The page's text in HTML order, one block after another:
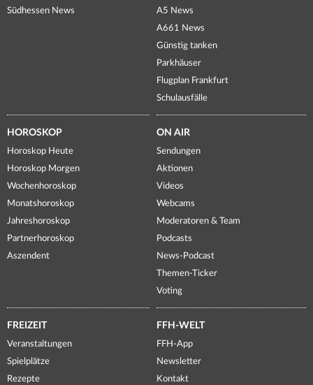
Südhessen News
A5 News
A661 News
Günstig tanken
Parkhäuser
Flugplan Frankfurt
Schulausfälle
HOROSKOP
Horoskop Heute
Horoskop Morgen
Wochenhoroskop
Monatshoroskop
Jahreshoroskop
Partnerhoroskop
Aszendent
ON AIR
Sendungen
Aktionen
Videos
Webcams
Moderatoren & Team
Podcasts
News-Podcast
Themen-Ticker
Voting
FREIZEIT
Veranstaltungen
Spielplätze
Rezepte
FFH-WELT
FFH-App
Newsletter
Kontakt